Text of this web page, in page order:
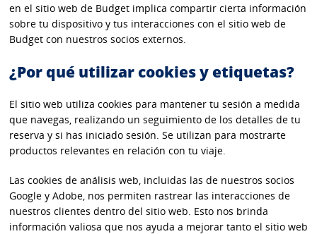
en el sitio web de Budget implica compartir cierta información
sobre tu dispositivo y tus interacciones con el sitio web de
Budget con nuestros socios externos.
¿Por qué utilizar cookies y etiquetas?
El sitio web utiliza cookies para mantener tu sesión a medida
que navegas, realizando un seguimiento de los detalles de tu
reserva y si has iniciado sesión. Se utilizan para mostrarte
productos relevantes en relación con tu viaje.
Las cookies de análisis web, incluidas las de nuestros socios
Google y Adobe, nos permiten rastrear las interacciones de
nuestros clientes dentro del sitio web. Esto nos brinda
información valiosa que nos ayuda a mejorar tanto el sitio web